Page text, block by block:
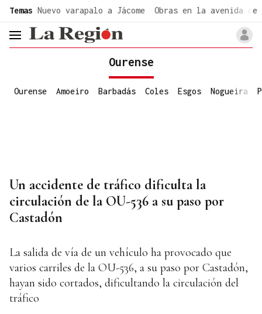
Temas Nuevo varapalo a Jácome Obras en la avenida de
header.menu.open
Ourense
Ourense Amoeiro Barbadás Coles Esgos Nogueira
Un accidente de tráfico dificulta la
circulación de la OU-536 a su paso por
Castadón
La salida de vía de un vehículo ha provocado que
varios carriles de la OU-536, a su paso por Castadón,
hayan sido cortados, dificultando la circulación del
tráfico